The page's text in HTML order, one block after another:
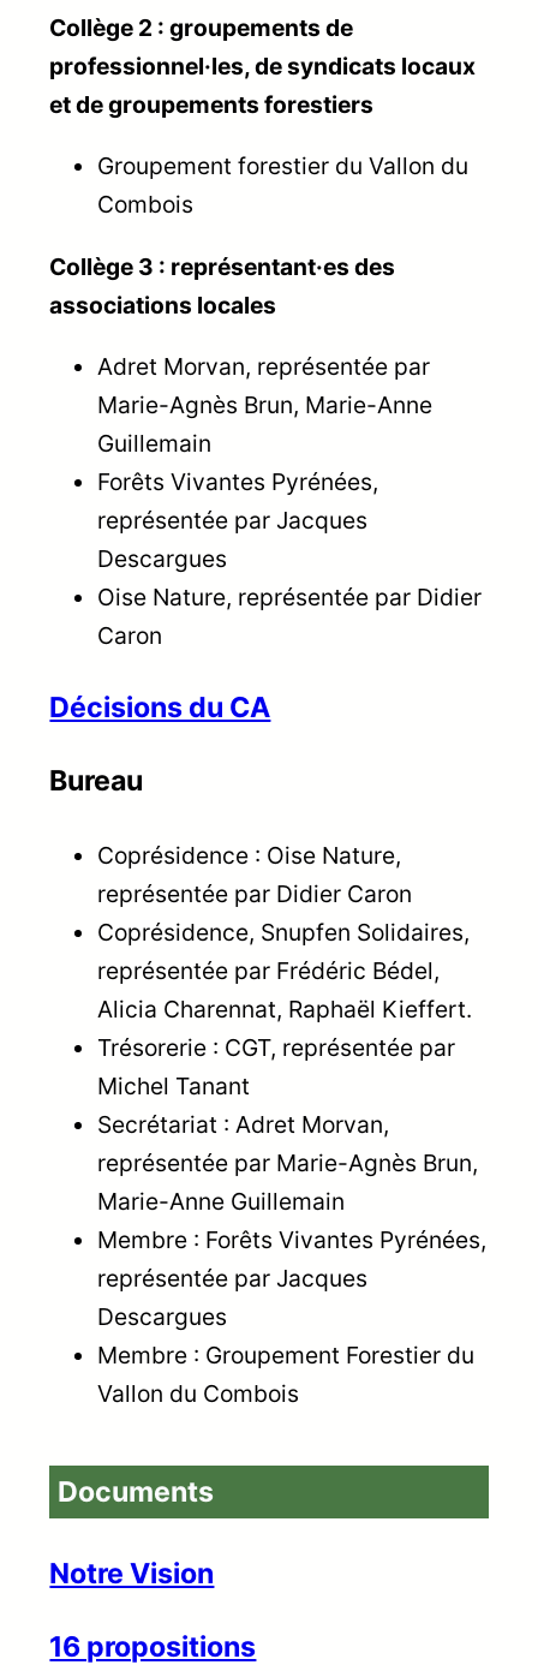
Collège 2 : groupements de
professionnel·les, de syndicats locaux
et de groupements forestiers
Groupement forestier du Vallon du
Combois
Collège 3 : représentant·es des
associations locales
Adret Morvan, représentée par
Marie-Agnès Brun, Marie-Anne
Guillemain
Forêts Vivantes Pyrénées,
représentée par Jacques
Descargues
Oise Nature, représentée par Didier
Caron
Décisions du CA
Bureau
Coprésidence : Oise Nature,
représentée par Didier Caron
Coprésidence, Snupfen Solidaires,
représentée par Frédéric Bédel,
Alicia Charennat, Raphaël Kieffert.
Trésorerie : CGT, représentée par
Michel Tanant
Secrétariat : Adret Morvan,
représentée par Marie-Agnès Brun,
Marie-Anne Guillemain
Membre : Forêts Vivantes Pyrénées,
représentée par Jacques
Descargues
Membre : Groupement Forestier du
Vallon du Combois
Documents
Notre Vision
16 propositions